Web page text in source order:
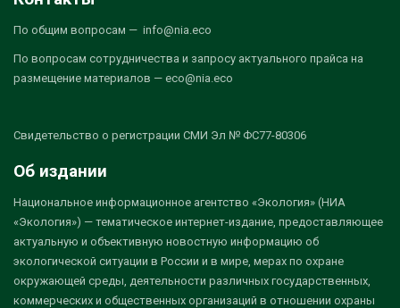
По общим вопросам — info@nia.eco
По вопросам сотрудничества и запросу актуального прайса на
размещение материалов — eco@nia.eco
Свидетельство о регистрации СМИ Эл № ФС77-80306
Об издании
Национальное информационное агентство «Экология» (НИА
«Экология») — тематическое интернет-издание, предоставляющее
актуальную и объективную новостную информацию об
экологической ситуации в России и в мире, мерах по охране
окружающей среды, деятельности различных государственных,
коммерческих и общественных организаций в отношении охраны